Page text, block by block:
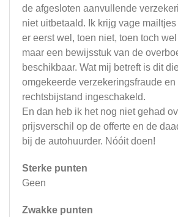
de afgesloten aanvullende
niet uitbetaald. Ik krijg vage
er eerst wel, toen niet, toen toch
maar een bewijsstuk van de
beschikbaar. Wat mij betreft is dit
omgekeerde verzekeringsfraude
rechtsbijstand ingeschakeld.
En dan heb ik het nog niet gehad
prijsverschil op de offerte en de
bij de autohuurder. Nóóit doen!
Sterke punten
Geen
Zwakke punten